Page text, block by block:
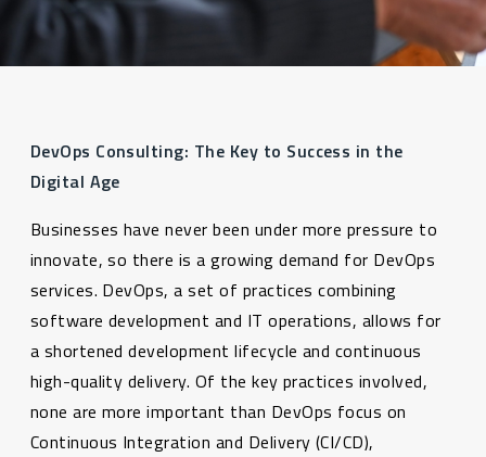
DevOps Consulting: The Key to Success in the
Digital Age
Businesses have never been under more pressure to
innovate, so there is a growing demand for DevOps
services. DevOps, a set of practices combining
software development and IT operations, allows for
a shortened development lifecycle and continuous
high-quality delivery. Of the key practices involved,
none are more important than DevOps focus on
Continuous Integration and Delivery (CI/CD),